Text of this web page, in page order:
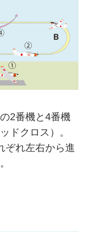
2番機と4番機
ドクロス）。
れ左右から進